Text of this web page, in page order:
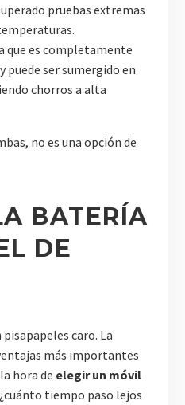
pruebas extremas
que es completamente
puede ser sumergido en
chorros a alta
no es una opción de
BATERÍA
DE
caro. La
más importantes
hora de elegir un móvil
tiempo paso lejos